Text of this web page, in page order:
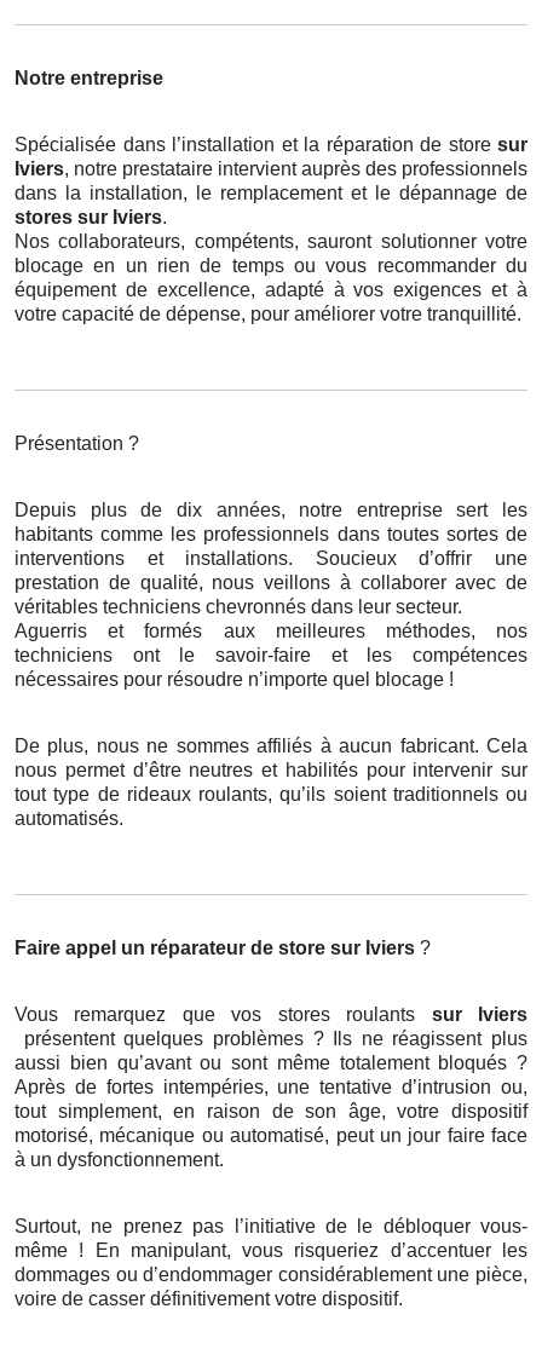
Notre entreprise
Spécialisée dans l’installation et la réparation de store sur
Iviers, notre prestataire intervient auprès des professionnels
dans la installation, le remplacement et le dépannage de
stores sur Iviers.
Nos collaborateurs, compétents, sauront solutionner votre
blocage en un rien de temps ou vous recommander du
équipement de excellence, adapté à vos exigences et à
votre capacité de dépense, pour améliorer votre tranquillité.
Présentation ?
Depuis plus de dix années, notre entreprise sert les
habitants comme les professionnels dans toutes sortes de
interventions et installations. Soucieux d’offrir une
prestation de qualité, nous veillons à collaborer avec de
véritables techniciens chevronnés dans leur secteur.
Aguerris et formés aux meilleures méthodes, nos
techniciens ont le savoir-faire et les compétences
nécessaires pour résoudre n’importe quel blocage !
De plus, nous ne sommes affiliés à aucun fabricant. Cela
nous permet d’être neutres et habilités pour intervenir sur
tout type de rideaux roulants, qu’ils soient traditionnels ou
automatisés.
Faire appel un réparateur de store sur Iviers ?
Vous remarquez que vos stores roulants sur Iviers
présentent quelques problèmes ? Ils ne réagissent plus
aussi bien qu’avant ou sont même totalement bloqués ?
Après de fortes intempéries, une tentative d’intrusion ou,
tout simplement, en raison de son âge, votre dispositif
motorisé, mécanique ou automatisé, peut un jour faire face
à un dysfonctionnement.
Surtout, ne prenez pas l’initiative de le débloquer vous-
même ! En manipulant, vous risqueriez d’accentuer les
dommages ou d’endommager considérablement une pièce,
voire de casser définitivement votre dispositif.